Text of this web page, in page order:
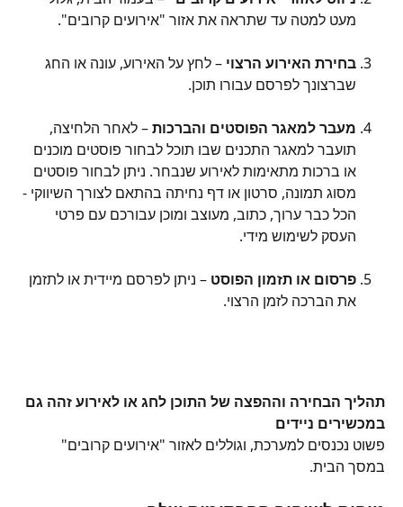
מעט למטה עד שתראה את אזור "אירועים קרובים".
בחירת האירוע הרצוי – לחץ על האירוע, עונה או החג
שברצונך לפרסם עבורו תוכן.
מעבר למאגר הפוסטים והברכות – לאחר הלחיצה,
תועבר למאגר התכנים שבו תוכל לבחור פוסטים מוכנים
או ברכות מתאימות לאירוע שנבחר. ניתן לבחור פוסטים
מסוג תמונה, סרטון או דף נחיתה בהתאם לצורך השיווקי -
הכל כבר ערוך, כתוב, מעוצב ומוכן עבורכם עם פרטי
העסק לשימוש מידי.
פרסום או תזמון הפוסט – ניתן לפרסם מיידית או לתזמן
את הברכה לזמן הרצוי.
תהליך הבחירה וההפצה של התוכן לחג או לאירוע זהה גם
במכשירים ניידים
פשוט נכנסים למערכת, וגוללים לאזור "אירועים קרובים"
במסך הבית.